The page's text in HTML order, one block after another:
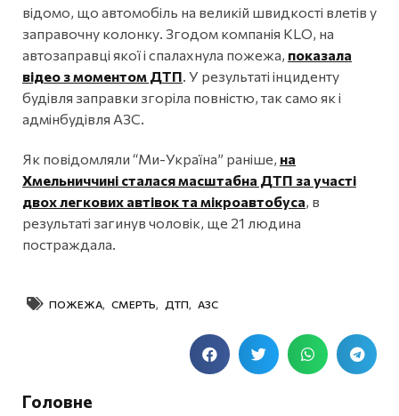
відомо, що автомобіль на великій швидкості влетів у
заправочну колонку. Згодом компанія KLO, на
автозаправці якої і спалахнула пожежа, показала
відео з моментом ДТП . У результаті інциденту
будівля заправки згоріла повністю, так само як і
адмінбудівля АЗС.
Як повідомляли “Ми-Україна” раніше, на
Хмельниччині сталася масштабна ДТП за участі
двох легкових автівок та мікроавтобуса, в
результаті загинув чоловік, ще 21 людина
постраждала.
ПОЖЕЖА СМЕРТЬ ДТП АЗС
Головне